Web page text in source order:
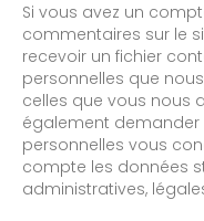
Si vous avez un
commentaires sur le
recevoir un fichier
personnelles que
celles que vous nous
également
personnelles vous
compte les données
administratives,